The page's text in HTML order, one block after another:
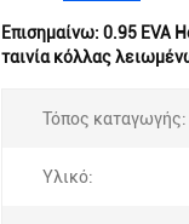
Επισημαίνω: 0.95 EVA
ταινία κόλλας
Τόπος καταγωγής:
Υλικό: